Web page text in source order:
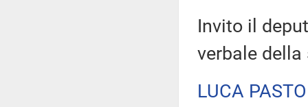
Invito il
verbale della
LUCA